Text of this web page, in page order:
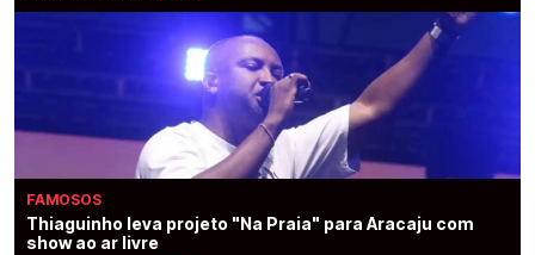
FAMOSOS
Thiaguinho leva projeto "Na Praia" para Aracaju com
show ao ar livre